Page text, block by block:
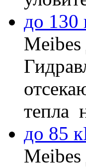
до 130
тепла
до 85